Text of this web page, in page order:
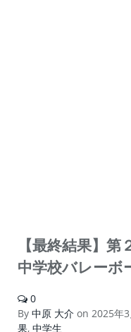
【最終結果】
中学校バレーボ
0
By 中原 大介 on 2025年
果, 中学生